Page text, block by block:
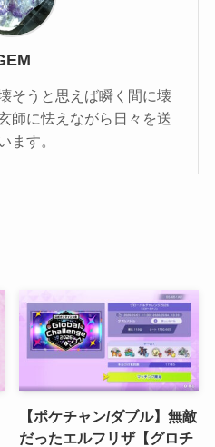
そうと思えば瞬く間に壊
師に怯えながら日々を送
ます。
【ポケチャン/ダブル】無敵
だったエルフリザ【グロチ